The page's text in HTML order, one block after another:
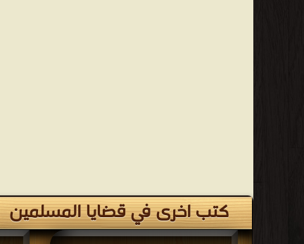
كتب اخرى في قضايا المسلمين